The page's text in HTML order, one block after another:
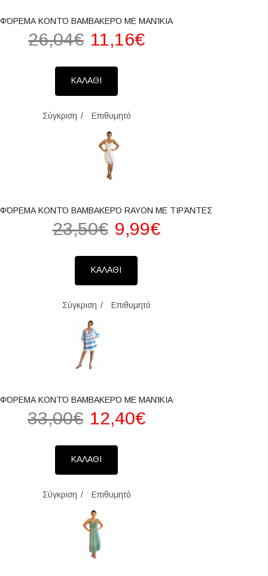
ΦΌΡΕΜΑ ΚΟΝΤΌ ΒΑΜΒΑΚΕΡΌ ΜΕ ΜΑΝΊΚΙΑ
26,04€ 11,16€
ΚΑΛΑΘΙ
Σύγκριση Επιθυμητό
ΦΌΡΕΜΑ ΚΟΝΤΌ ΒΑΜΒΑΚΕΡΌ RAYON ΜΕ ΤΙΡΆΝΤΕΣ
23,50€ 9,99€
ΚΑΛΑΘΙ
Σύγκριση Επιθυμητό
ΦΌΡΕΜΑ ΚΟΝΤΌ ΒΑΜΒΑΚΕΡΌ ΜΕ ΜΑΝΊΚΙΑ
33,00€ 12,40€
ΚΑΛΑΘΙ
Σύγκριση Επιθυμητό